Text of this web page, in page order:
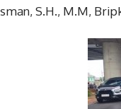
S.H., M.M,